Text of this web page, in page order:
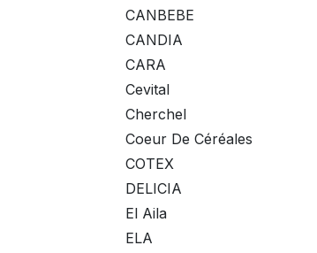
CANBEBE
CANDIA
CARA
Cevital
Cherchel
Coeur De Céréales
COTEX
DELICIA
El Aila
ELA